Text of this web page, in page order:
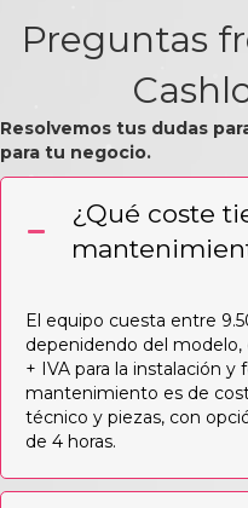
Preguntas
Resolvemos tus dudas
para tu negocio.
¿Qué coste
El equipo cuesta entre
depenidendo del
+ IVA para la instalación y
mantenimiento es de
técnico y piezas, con
de 4 horas.